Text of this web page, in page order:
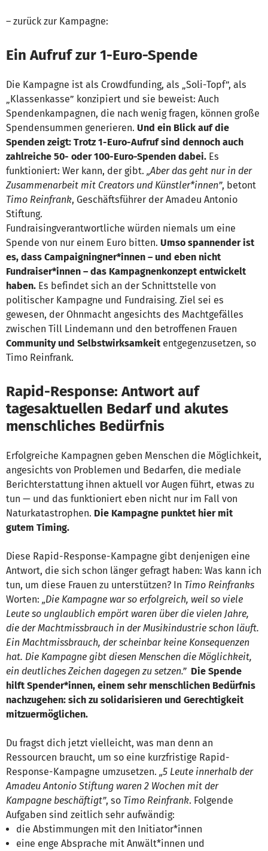
– zurück zur Kampagne:
Ein Aufruf zur 1-Euro-Spende
Die Kampagne ist als Crowdfunding, als „Soli-Topf”, als
„Klassenkasse” konzipiert und sie beweist: Auch
Spendenkampagnen, die nach wenig fragen, können große
Spendensummen generieren. Und ein Blick auf die
Spenden zeigt: Trotz 1-Euro-Aufruf sind dennoch auch
zahlreiche 50- oder 100-Euro-Spenden dabei. Es
funktioniert: Wer kann, der gibt. „Aber das geht nur in der
Zusammenarbeit mit Creators und Künstler*innen”, betont
Timo Reinfrank, Geschäftsführer der Amadeu Antonio
Stiftung.
Fundraisingverantwortliche würden niemals um eine
Spende von nur einem Euro bitten. Umso spannender ist
es, dass Campaigningner*innen – und eben nicht
Fundraiser*innen – das Kampagnenkonzept entwickelt
haben. Es befindet sich an der Schnittstelle von
politischer Kampagne und Fundraising. Ziel sei es
gewesen, der Ohnmacht angesichts des Machtgefälles
zwischen Till Lindemann und den betroffenen Frauen
Community und Selbstwirksamkeitentgegenzusetzen, so
Timo Reinfrank.
Rapid-Response: Antwort auf
tagesaktuellen Bedarf und akutes
menschliches Bedürfnis
Erfolgreiche Kampagnen geben Menschen die Möglichkeit,
angesichts von Problemen und Bedarfen, die mediale
Berichterstattung ihnen aktuell vor Augen führt, etwas zu
tun — und das funktioniert eben nicht nur im Fall von
Naturkatastrophen. Die Kampagne punktet hier mit
gutem Timing.
Diese Rapid-Response-Kampagne gibt denjenigen eine
Antwort, die sich schon länger gefragt haben: Was kann ich
tun, um diese Frauen zu unterstützen? In Timo Reinfranks
Worten: „Die Kampagne war so erfolgreich, weil so viele
Leute so unglaublich empört waren über die vielen Jahre,
die der Machtmissbrauch in der Musikindustrie schon läuft.
Ein Machtmissbrauch, der scheinbar keine Konsequenzen
hat. Die Kampagne gibt diesen Menschen die Möglichkeit,
ein deutliches Zeichen dagegen zu setzen.” Die Spende
hilft Spender*innen, einem sehr menschlichen Bedürfnis
nachzugehen: sich zu solidarisieren und Gerechtigkeit
mitzuermöglichen.
Du fragst dich jetzt vielleicht, was man denn an
Ressourcen braucht, um so eine kurzfristige Rapid-
Response-Kampagne umzusetzen. „5 Leute innerhalb der
Amadeu Antonio Stiftung waren 2 Wochen mit der
Kampagne beschäftigt”, so Timo Reinfrank. Folgende
Aufgaben sind zeitlich sehr aufwändig:
die Abstimmungen mit den Initiator*innen
eine enge Absprache mit Anwält*innen und